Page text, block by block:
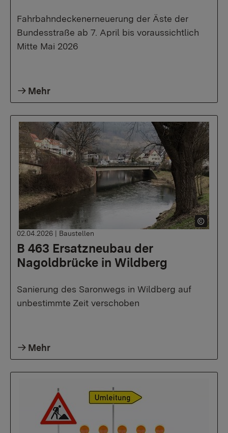
Fahrbahndeckenerneuerung der Äste der
Bundesstraße ab 7. April bis voraussichtlich
Mitte Mai 2026
Mehr
B 463 Ersatzneubau der
Nagoldbrücke in Wildberg
02.04.2026 | Baustellen
Sanierung des Saronwegs in Wildberg auf
unbestimmte Zeit verschoben
Mehr